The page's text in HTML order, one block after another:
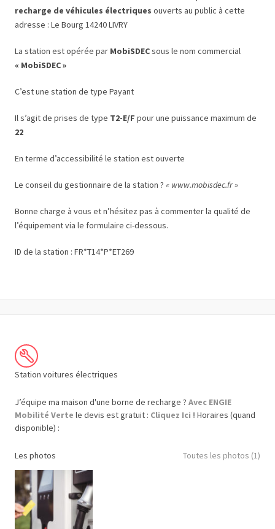
recharge de véhicules électriques ouverts au public à cette
adresse : Le Bourg 14240 LIVRY
La station est opérée par MobiSDECsous le nom commercial
« MobiSDEC »
C’est une station de type Payant
Il s’agit de prises de type T2-E/F pour une puissance maximum de
22
En terme d’accessibilité le station est ouverte
Le conseil du gestionnaire de la station ? « www.mobisdec.fr »
Bonne charge à vous et n’hésitez pas à commenter la qualité de
l’équipement via le formulaire ci-dessous.
ID de la station : FR*T14*P*ET269
Station voitures électriques
J’équipe ma maison d'une borne de recharge ? Avec ENGIE
Mobilité Verte le devis est gratuit : Cliquez Ici ! Horaires (quand
disponible) :
Les photos Toutes les photos (1)